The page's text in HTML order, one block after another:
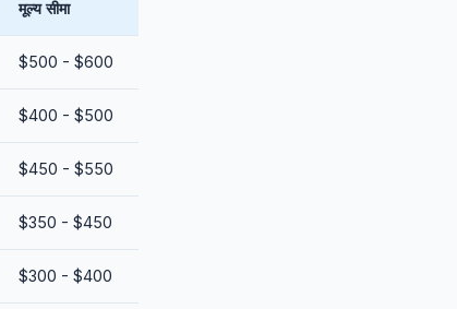
मूल्य सीमा
$500 - $600
$400 - $500
$450 - $550
$350 - $450
$300 - $400